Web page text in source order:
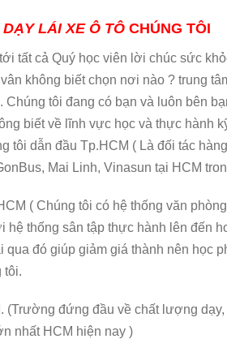
LÁI XE Ô TÔ CHÚNG TÔI
tất cả Quý học viên lời chúc sức
không biết chọn nơi nào ? trung
tôi đang có bạn và luôn bên
biết về lĩnh vực học và thực hành
tôi dẫn đầu Tp.HCM ( Là đối tác
Mai Linh, Vinasun tại HCM
( Chúng tôi có hệ thống văn
hệ thống sân tập thực hành lên đến
qua đó giúp giảm giá thành nên học
tôi.
(Trường đứng đầu về chất lượng
nhất HCM hiện nay )